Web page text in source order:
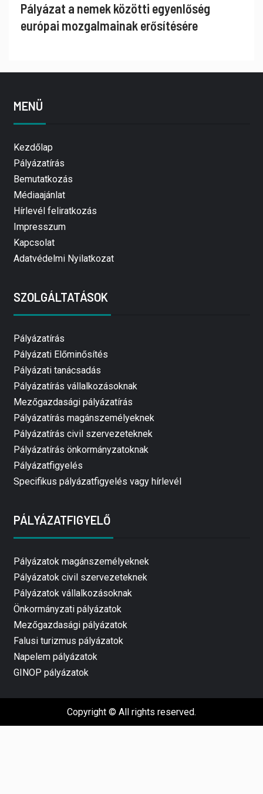
Pályázat a nemek közötti egyenlőség
európai mozgalmainak erősítésére
MENÜ
Kezdőlap
Pályázatírás
Bemutatkozás
Médiaajánlat
Hírlevél feliratkozás
Impresszum
Kapcsolat
Adatvédelmi Nyilatkozat
SZOLGÁLTATÁSOK
Pályázatírás
Pályázati Előminősítés
Pályázati tanácsadás
Pályázatírás vállalkozásoknak
Mezőgazdasági pályázatírás
Pályázatírás magánszemélyeknek
Pályázatírás civil szervezeteknek
Pályázatírás önkormányzatoknak
Pályázatfigyelés
Specifikus pályázatfigyelés vagy hírlevél
PÁLYÁZATFIGYELŐ
Pályázatok magánszemélyeknek
Pályázatok civil szervezeteknek
Pályázatok vállalkozásoknak
Önkormányzati pályázatok
Mezőgazdasági pályázatok
Falusi turizmus pályázatok
Napelem pályázatok
GINOP pályázatok
Copyright © All rights reserved.